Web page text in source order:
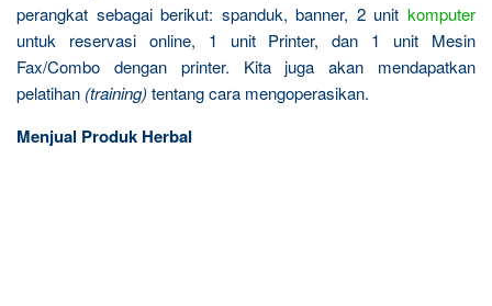
perangkat sebagai berikut: spanduk, banner, 2 unit komputer
untuk reservasi online, 1 unit Printer, dan 1 unit Mesin
Fax/Combo dengan printer. Kita juga akan mendapatkan
pelatihan (training) tentang cara mengoperasikan.
Menjual Produk Herbal